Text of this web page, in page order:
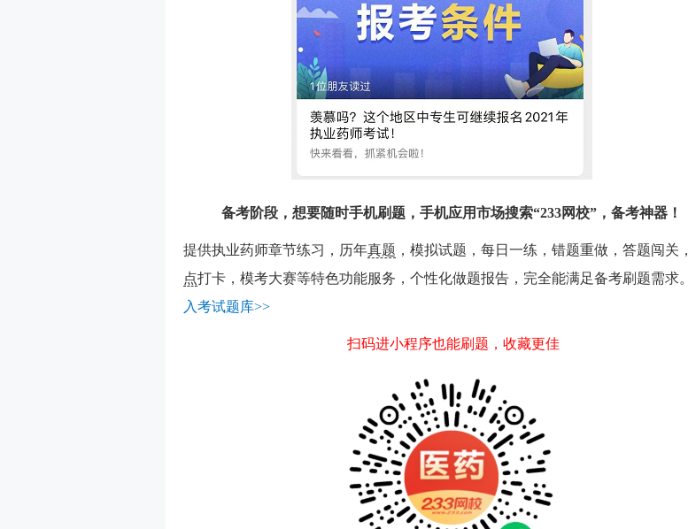
备考阶段，想要随时手机刷题，手机应用市场搜索“233网校”，备考神器！
提供执业药师章节练习，历年真题 ，模拟试题，每日一练，错题重做，答题闯关，
点打卡，模考大赛等特色功能服务，个性化做题报告，完全能满足备考刷题需求。
入考试题库>>
扫码进小程序也能刷题，收藏更佳